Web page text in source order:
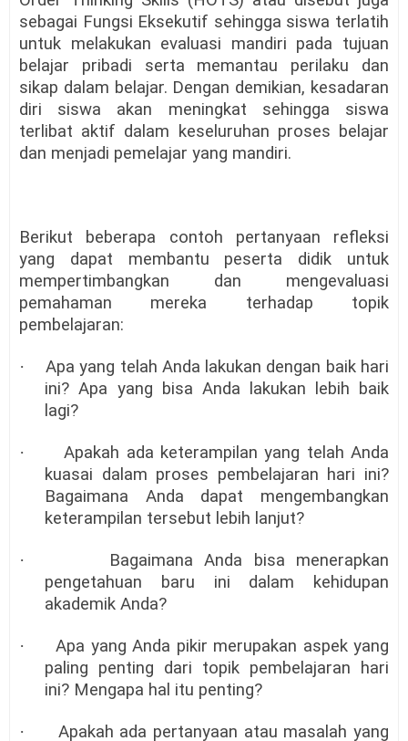
sebagai Fungsi Eksekutif sehingga siswa terlatih
untuk melakukan evaluasi mandiri pada tujuan
belajar pribadi serta memantau perilaku dan
sikap dalam belajar. Dengan demikian, kesadaran
diri siswa akan meningkat sehingga siswa
terlibat aktif dalam keseluruhan proses belajar
dan menjadi pemelajar yang mandiri.
Berikut beberapa contoh pertanyaan refleksi
yang dapat membantu peserta didik untuk
mempertimbangkan dan mengevaluasi
pemahaman mereka terhadap topik
pembelajaran:
·
Apa yang telah Anda lakukan dengan baik hari
ini? Apa yang bisa Anda lakukan lebih baik
lagi?
·
Apakah ada keterampilan yang telah Anda
kuasai dalam proses pembelajaran hari ini?
Bagaimana Anda dapat mengembangkan
keterampilan tersebut lebih lanjut?
·
Bagaimana Anda bisa menerapkan
pengetahuan baru ini dalam kehidupan
akademik Anda?
·
Apa yang Anda pikir merupakan aspek yang
paling penting dari topik pembelajaran hari
ini? Mengapa hal itu penting?
·
Apakah ada pertanyaan atau masalah yang